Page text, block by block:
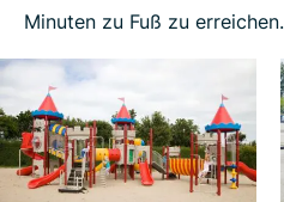
Minuten zu Fuß zu erreichen.